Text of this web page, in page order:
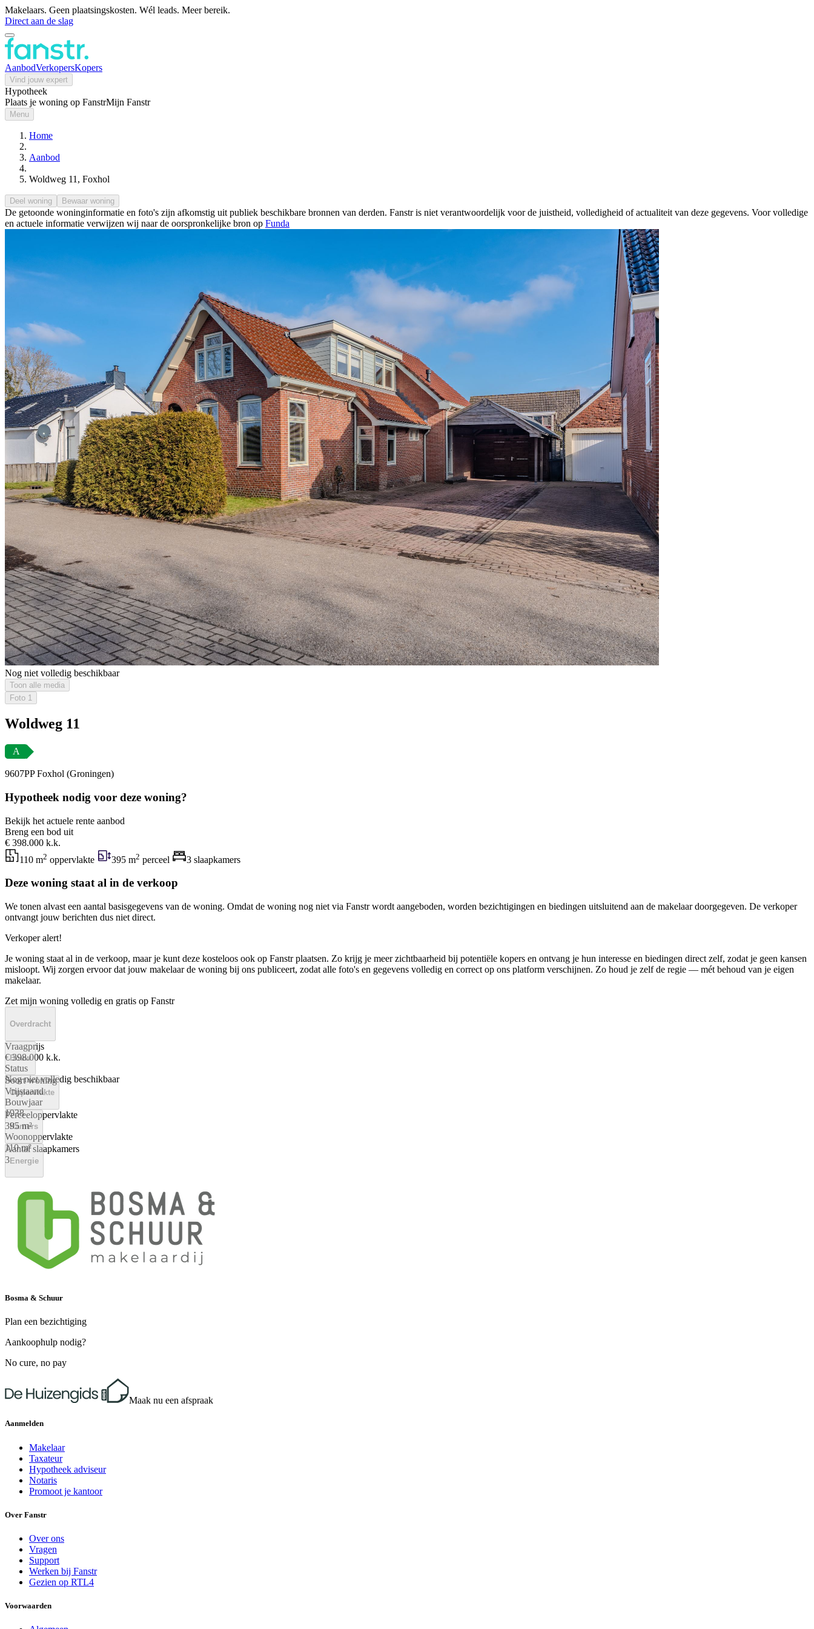
Makelaars. Geen plaatsingskosten. Wél leads. Meer bereik.
Direct aan de slag
AanbodVerkopersKopers
Vind jouw expert
Hypotheek
Plaats je woning op FanstrMijn Fanstr
Menu
Home
Aanbod
Woldweg 11, Foxhol
Deel woning Bewaar woning
De getoonde woninginformatie en foto's zijn afkomstig uit publiek beschikbare bronnen van derden. Fanstr is niet verantwoordelijk voor de juistheid, volledigheid of actualiteit van deze gegevens. Voor volledige
en actuele informatie verwijzen wij naar de oorspronkelijke bron op Funda
Nog niet volledig beschikbaar
Toon alle media
Foto 1
Woldweg 11
A
9607PP Foxhol (Groningen)
Hypotheek nodig voor deze woning?
Bekijk het actuele rente aanbod
Breng een bod uit
€ 398.000 k.k.
110 m2 oppervlakte 395 m2 perceel 3 slaapkamers
Deze woning staat al in de verkoop
We tonen alvast een aantal basisgegevens van de woning. Omdat de woning nog niet via Fanstr wordt aangeboden, worden bezichtigingen en biedingen uitsluitend aan de makelaar doorgegeven. De verkoper
ontvangt jouw berichten dus niet direct.
Verkoper alert!
Je woning staat al in de verkoop, maar je kunt deze kosteloos ook op Fanstr plaatsen. Zo krijg je meer zichtbaarheid bij potentiële kopers en ontvang je hun interesse en biedingen direct zelf, zodat je geen kansen
misloopt. Wij zorgen ervoor dat jouw makelaar de woning bij ons publiceert, zodat alle foto's en gegevens volledig en correct op ons platform verschijnen. Zo houd je zelf de regie — mét behoud van je eigen
makelaar.
Zet mijn woning volledig en gratis op Fanstr
Overdracht
Vraagprijs
€ 398.000 k.k.
Status
Nog niet volledig beschikbaar
Bouw
Soort woning
Vrijstaand
Bouwjaar
1938
Oppervlakte
Perceeloppervlakte
395 m²
Woonoppervlakte
110 m²
Kamers
Aantal slaapkamers
3Energie
Bosma & Schuur
Plan een bezichtiging
Aankoophulp nodig?
No cure, no pay
Maak nu een afspraak
Aanmelden
Makelaar
Taxateur
Hypotheek adviseur
Notaris
Promoot je kantoor
Over Fanstr
Over ons
Vragen
Support
Werken bij Fanstr
Gezien op RTL4
Voorwaarden